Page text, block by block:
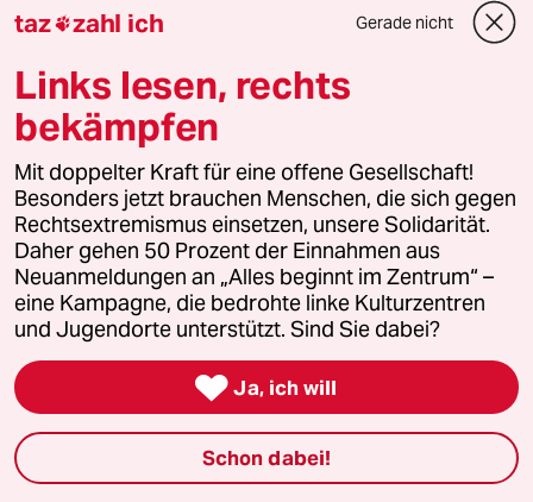
ePaper Login
Downloads für Abonnierende
© 2026 taz Verlags und Vertriebs GmbH
Alle Rechte vorbehalten. Bei rechtlichen Fragen oder für Genehmigungen
wenden Sie sich bitte anlizenzen@taz.de
Feedback Redaktionsstatut Kommune-Richtlinien KI-
Seitenwende Einwilligungen widerrufen (Ads)
taz zahl ich Gerade nicht
Links lesen, rechts
bekämpfen
Mit doppelter Kraft für eine offene Gesellschaft!
Besonders jetzt brauchen Menschen, die sich gegen
Rechtsextremismus einsetzen, unsere Solidarität.
Daher gehen 50 Prozent der Einnahmen aus
Neuanmeldungen an „Alles beginnt im Zentrum“ –
eine Kampagne, die bedrohte linke Kulturzentren
und Jugendorte unterstützt. Sind Sie dabei?
 Ja, ich will
Schon dabei!